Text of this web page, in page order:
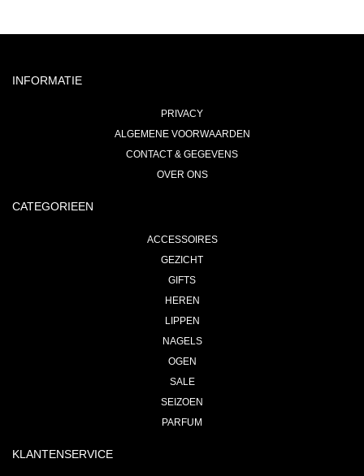
INFORMATIE
PRIVACY
ALGEMENE VOORWAARDEN
CONTACT & GEGEVENS
OVER ONS
CATEGORIEEN
ACCESSOIRES
GEZICHT
GIFTS
HEREN
LIPPEN
NAGELS
OGEN
SALE
SEIZOEN
PARFUM
KLANTENSERVICE